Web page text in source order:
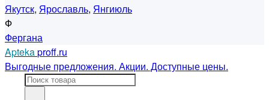
Якутск, Ярославль, Янгиюль
Ф
Фергана
Aptekaproff.ru
Выгодные предложения. Акции. Доступные цены.